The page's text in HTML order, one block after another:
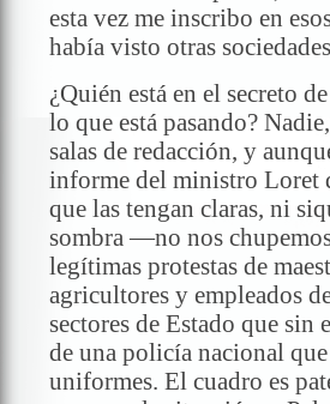
esta vez me inscribo en
había visto otras
¿Quién está en el secreto
lo que está pasando?
salas de redacción, y
informe del ministro Loret
que las tengan claras, ni
sombra —no nos
legítimas protestas de
agricultores y empleados
sectores de Estado que
de una policía nacional
uniformes. El cuadro es